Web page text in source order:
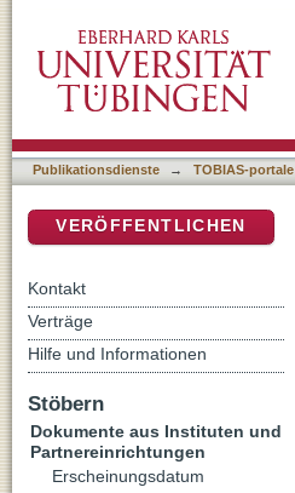
Publikationsdienste → TOBIAS-portale
VERÖFFENTLICHEN
Kontakt
Verträge
Hilfe und Informationen
Stöbern
Dokumente aus Instituten und
Partnereinrichtungen
Erscheinungsdatum